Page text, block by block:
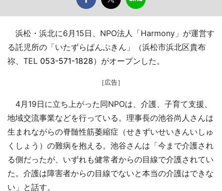
浜松・浜北に6月15日、NPO法人「Harmony」が運営す
る託児所の「いたずらぱんぷきん」（浜松市浜北区貴布
祢、TEL 053-571-1828）がオープンした。
［広告］
4月19日に立ち上がった同NPOは、介護、子育て支援、
地域交流事業などを行っている。理事長の池谷尚人さんは
生まれながらの脊髄性筋萎縮症（せきずいせいきんいしゅ
くしょう）の難病を抱える。池谷さんは「今まで介護され
る側だったが、いずれも健常者からの目線で介護されてい
た。介護は障害者からの目線でないと本当の介護はできな
い」と話す。